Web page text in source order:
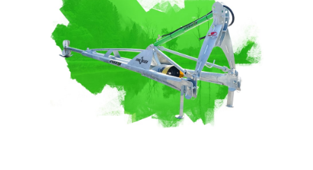
FINDEN & KAUFEN
JOSKIN WELT
Deutsch
Español
Polski
Vertragshändler